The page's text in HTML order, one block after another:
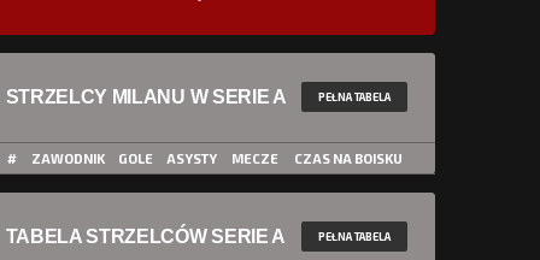
STRZELCY MILANU W SERIE A PEŁNA TABELA
# ZAWODNIK GOLE ASYSTY MECZE CZAS NA BOISKU
TABELA STRZELCÓW SERIE A PEŁNA TABELA